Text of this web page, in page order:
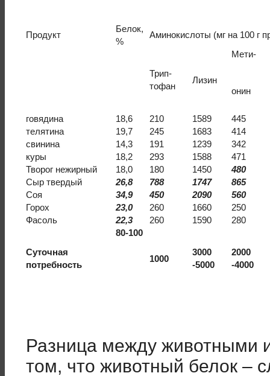
Продукт
Белок,
%
Аминокислоты (мг на 100 г
Трип-
тофан
Лизин
Мети-
онин
говядина 18,6 210 1589
445
телятина
19,7 245 1683
414
свинина
14,3 191 1239
342
куры
18,2 293 1588
471
Творог нежирный
18,0 180 1450
480
Сыр твердый
26,8 788 1747
865
Соя
34,9 450 2090
560
Горох
23,0 260 1660
250
Фасоль
22,3 260 1590 280
Суточная
потребность
80-100
1000
3000
-5000
2000
-4000
Разница между животными
том, что животный белок –